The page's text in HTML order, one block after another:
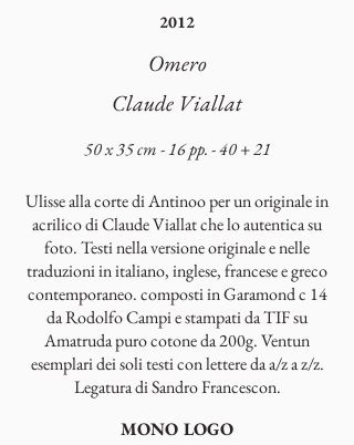
2012
Omero
Claude Viallat
50 x 35 cm - 16 pp. - 40 + 21
Ulisse alla corte di Antinoo per un originale in
acrilico di Claude Viallat che lo autentica su
foto. Testi nella versione originale e nelle
traduzioni in italiano, inglese, francese e greco
contemporaneo. composti in Garamond c 14
da Rodolfo Campi e stampati da TIF su
Amatruda puro cotone da 200g. Ventun
esemplari dei soli testi con lettere da a/z a z/z.
Legatura di Sandro Francescon.
MONO LOGO